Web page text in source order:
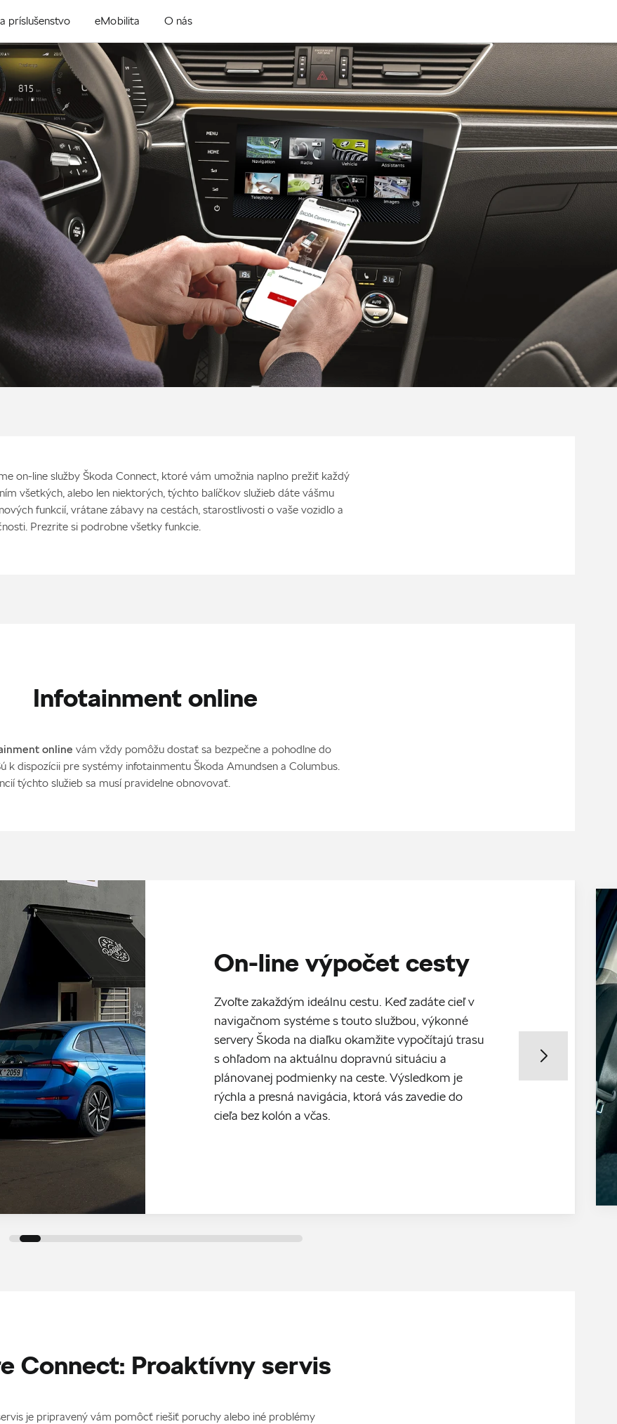
príslušenstvo eMobilita O nás
on-line služby Škoda Connect, ktoré vám umožnia naplno prežiť každý
všetkých, alebo len niektorých, týchto balíčkov služieb dáte vášmu
funkcií, vrátane zábavy na cestách, starostlivosti o vaše vozidlo a
Prezrite si podrobne všetky funkcie.
Infotainment online
online vám vždy pomôžu dostať sa bezpečne a pohodlne do
k dispozícii pre systémy infotainmentu Škoda Amundsen a Columbus.
týchto služieb sa musí pravidelne obnovovať.
On-line výpočet cesty
Zvoľte zakaždým ideálnu cestu. Keď zadáte cieľ v
navigačnom systéme s touto službou, výkonné
servery Škoda na diaľku okamžite vypočítajú trasu
s ohľadom na aktuálnu dopravnú situáciu a
plánovanej podmienky na ceste. Výsledkom je
rýchla a presná navigácia, ktorá vás zavedie do
cieľa bez kolón a včas.
Connect: Proaktívny servis
je pripravený vám pomôcť riešiť poruchy alebo iné problémy